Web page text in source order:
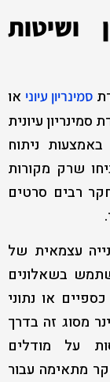
ושיטות
סמינריון עיוני או
סמינריון עיונית
ניתוח
שרק מקורות
רבים סרטים
עצמאית של
בשאלונים
או נתוני
מסוג זה בדרך
על מודלים
מתאימה עבור